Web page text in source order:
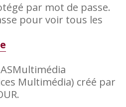
par mot de passe.
pour voir tous les
Multimédia) créé par